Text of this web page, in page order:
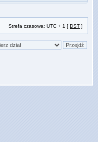
Strefa czasowa: UTC + 1 [ DST ]